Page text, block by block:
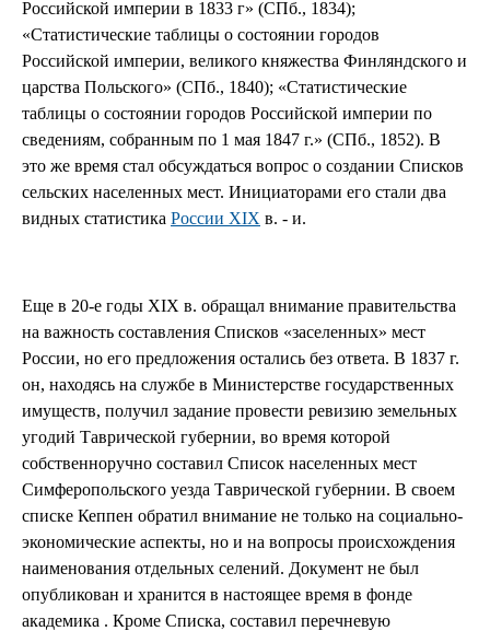
Российской империи в 1833 г» (СПб., 1834);
«Статистические таблицы о состоянии городов
Российской империи, великого княжества Финляндского и
царства Польского» (СПб., 1840); «Статистические
таблицы о состоянии городов Российской империи по
сведениям, собранным по 1 мая 1847 г.» (СПб., 1852). В
это же время стал обсуждаться вопрос о создании Списков
сельских населенных мест. Инициаторами его стали два
видных статистика России XIX в. - и.
Еще в 20-е годы XIX в. обращал внимание правительства
на важность составления Списков «заселенных» мест
России, но его предложения остались без ответа. В 1837 г.
он, находясь на службе в Министерстве государственных
имуществ, получил задание провести ревизию земельных
угодий Таврической губернии, во время которой
собственноручно составил Список населенных мест
Симферопольского уезда Таврической губернии. В своем
списке Кеппен обратил внимание не только на социально-
экономические аспекты, но и на вопросы происхождения
наименования отдельных селений. Документ не был
опубликован и хранится в настоящее время в фонде
академика . Кроме Списка, составил перечневую